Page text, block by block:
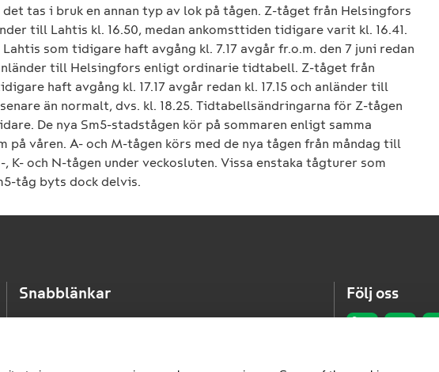
tas i bruk en annan typ av lok på tågen. Z-tåget från Helsingfors
till Lahtis kl. 16.50, medan ankomsttiden tidigare varit kl. 16.41.
som tidigare haft avgång kl. 7.17 avgår fr.o.m. den 7 juni redan
anländer till Helsingfors enligt ordinarie tidtabell. Z-tåget från
haft avgång kl. 17.17 avgår redan kl. 17.15 och anländer till
än normalt, dvs. kl. 18.25. Tidtabellsändringarna för Z-tågen
De nya Sm5-stadstågen kör på sommaren enligt samma
på våren. A- och M-tågen körs med de nya tågen från måndag till
K- och N-tågen under veckosluten. Vissa enstaka tågturer som
tåg byts dock delvis.
Snabblänkar Följ oss